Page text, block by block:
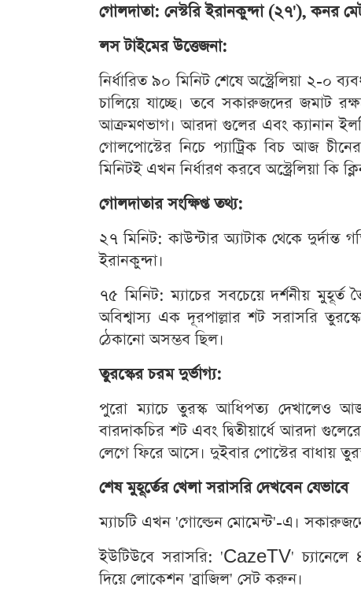
গোলদাতা: নেস্টরি ইরানকুন্দা (২৭'), কনর
লস টাইমের উত্তেজনা:
নির্ধারিত ৯০ মিনিট শেষে অস্ট্রেলিয়া ২-০
চালিয়ে যাচ্ছে। তবে সকারুজদের জমাট
আক্রমণভাগ। আরদা গুলের এবং ক্যানান
গোলপোস্টের নিচে প্যাট্রিক বিচ আজ
মিনিটই এখন নির্ধারণ করবে অস্ট্রেলিয়া কি
গোলদাতার সংক্ষিপ্ত তথ্য:
২৭ মিনিট: কাউন্টার অ্যাটাক থেকে
ইরানকুন্দা।
৭৫ মিনিট: ম্যাচের সবচেয়ে দর্শনীয়
অবিশ্বাস্য এক দূরপাল্লার শট সরাসরি
ঠেকানো অসম্ভব ছিল।
তুরস্কের চরম দুর্ভাগ্য:
পুরো ম্যাচে তুরস্ক আধিপত্য দেখালেও আজ
বারদাকচির শট এবং দ্বিতীয়ার্ধে আরদা
লেগে ফিরে আসে। দুইবার পোস্টের বাধায়
শেষ মুহূর্তের খেলা সরাসরি দেখবেন যেভাবে
ম্যাচটি এখন 'গোল্ডেন মোমেন্ট'-এ।
ইউটিউবে সরাসরি: 'CazeTV'
দিয়ে লোকেশন 'ব্রাজিল' সেট করুন।